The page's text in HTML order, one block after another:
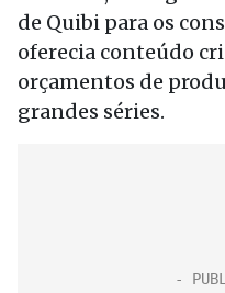
de Quibi para os
oferecia conteúdo
orçamentos de
grandes séries.